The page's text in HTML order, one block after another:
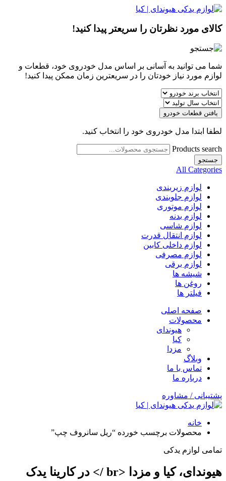
کالای مورد نظرتان را سریعتر پیدا کنید!
شما می توانید به آسانی بر اساس مدل خودروی خود، قطعات و
لوازم مورد نیاز خودتان را در سریعترین زمان ممکن پیدا کنید!
یافتن قطعات خودرو
لطفا ابتدا مدل خودروی خود را انتخاب کنید.
Products search
جستجو
All Categories
لوازم زیربندی
لوازم جلوبندی
لوازم موتوری
لوازم بدنه
لوازم شاسی
لوازم انتقال قدرت
لوازم داخلی کابین
لوازم مصرفی
لوازم برقی
شیشه ها
روغن ها
فیلتر ها
صفحه اصلی
محصولات
هیوندای
کیا
مزدا
وبلاگ
تماس با ما
درباره ما
پشتیبانی / مشاوره
خانه
محصولات برچسب خورده “ریل سانروف چپ”
تمامی لوازم یدکی
هیوندای، کیا و مزدا <br /> در کارینا یدک